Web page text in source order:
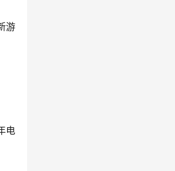
游
电